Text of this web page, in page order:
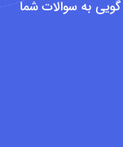
به سوالات شما